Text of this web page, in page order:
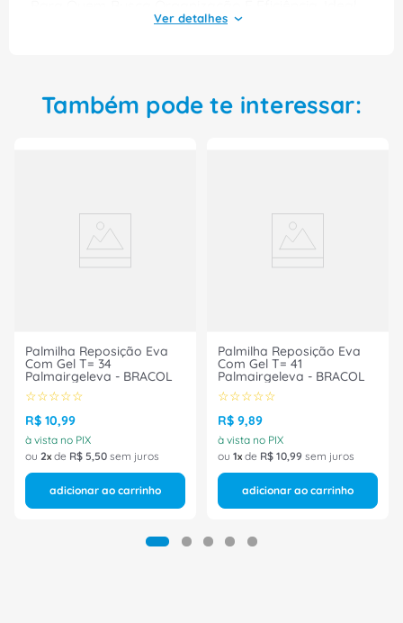
Para Equipamentos De Proteção Individual, A
Plaqueta Identificação
Embalagem: 10 Peças
Dimensões: 27x18mm
Marca: Phoenix Contact
Ref: Usemlp
Também pode te interessar:
Palmilha Reposição Eva
Com Gel T= 34
Palmairgeleva - BRACOL
☆☆☆☆☆
R$ 10,99
à vista no PIX
ou 2 de R$ 5,50 sem juros
adicionar ao carrinho
Palmilha Reposição Eva
Com Gel T= 41
Palmairgeleva - BRACOL
☆☆☆☆☆
R$ 9,89
à vista no PIX
ou 1 de R$ 10,99 sem juros
adicionar ao carrinho